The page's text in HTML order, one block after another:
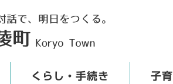
くらし・手続き 子